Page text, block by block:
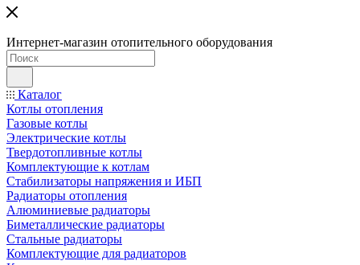
Интернет-магазин отопительного оборудования
Каталог
Котлы отопления
Газовые котлы
Электрические котлы
Твердотопливные котлы
Комплектующие к котлам
Стабилизаторы напряжения и ИБП
Радиаторы отопления
Алюминиевые радиаторы
Биметаллические радиаторы
Стальные радиаторы
Комплектующие для радиаторов